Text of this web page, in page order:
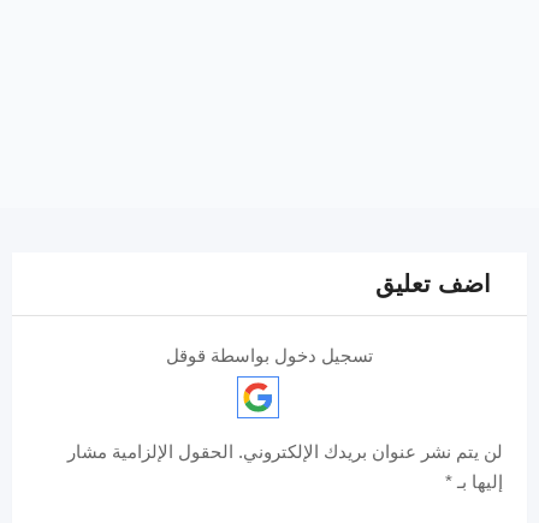
اضف تعليق
تسجيل دخول بواسطة قوقل
لن يتم نشر عنوان بريدك الإلكتروني. الحقول الإلزامية مشار
إليها بـ *